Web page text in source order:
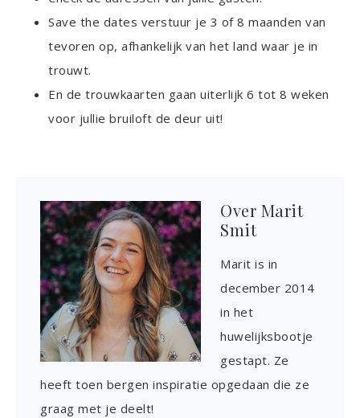
Save the dates verstuur je 3 of 8 maanden van
tevoren op, afhankelijk van het land waar je in
trouwt.
En de trouwkaarten gaan uiterlijk 6 tot 8 weken
voor jullie bruiloft de deur uit!
Over Marit
Smit
Marit is in
december 2014
in het
huwelijksbootje
gestapt. Ze
heeft toen bergen inspiratie opgedaan die ze
graag met je deelt!